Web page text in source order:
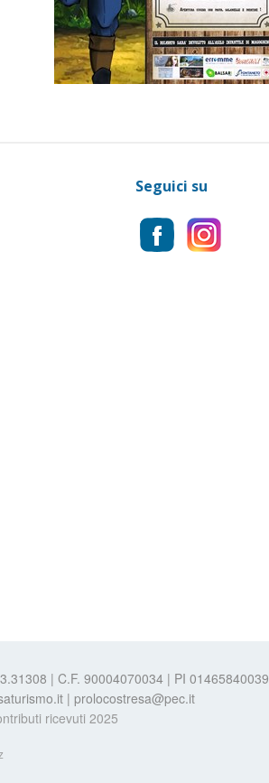
Seguici su
| C.F. 90004070034 | PI 01465840039
| prolocostresa@pec.it
ricevuti 2025